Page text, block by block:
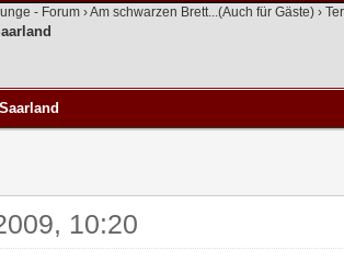
- Forum ›Am schwarzen Brett...(Auch für Gäste) ›
10:20